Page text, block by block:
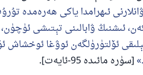
ئىھرامدا ياكى ھەرەمدە
ئىشنىڭ ۋابالىنى تېتىشى
ئۆلتۈرۈلگەن ئوۋغا ئوخشاش
[سۈرە مائىدە 95-ئايەت].